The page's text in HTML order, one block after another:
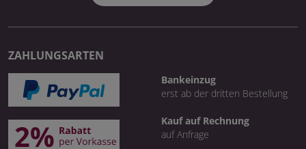
ZAHLUNGSARTEN
Bankeinzug
erst ab der dritten Bestellung
Kauf auf Rechnung
auf Anfrage